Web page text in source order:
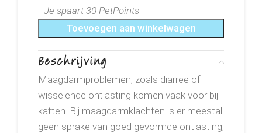
Je spaart 30 PetPoints
Toevoegen aan winkelwagen
Beschrijving
Maagdarmproblemen, zoals diarree of
wisselende ontlasting komen vaak voor bij
katten. Bij maagdarmklachten is er meestal
geen sprake van goed gevormde ontlasting,